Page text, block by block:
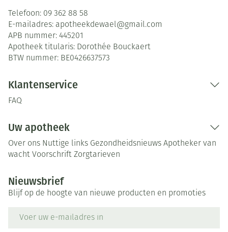
Telefoon: 09 362 88 58
E-mailadres: apotheekdewael@gmail.com
APB nummer: 445201
Apotheek titularis: Dorothée Bouckaert
BTW nummer: BE0426637573
Klantenservice
FAQ
Uw apotheek
Over ons Nuttige links Gezondheidsnieuws Apotheker van
wacht Voorschrift Zorgtarieven
Nieuwsbrief
Blijf op de hoogte van nieuwe producten en promoties